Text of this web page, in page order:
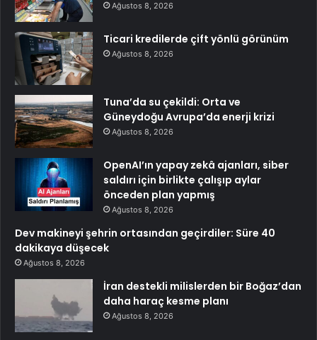
Ağustos 8, 2026
Ticari kredilerde çift yönlü görünüm
Ağustos 8, 2026
Tuna’da su çekildi: Orta ve
Güneydoğu Avrupa’da enerji krizi
Ağustos 8, 2026
OpenAI’ın yapay zekâ ajanları, siber
saldırı için birlikte çalışıp aylar
önceden plan yapmış
Ağustos 8, 2026
Dev makineyi şehrin ortasından geçirdiler: Süre 40
dakikaya düşecek
Ağustos 8, 2026
İran destekli milislerden bir Boğaz’dan
daha haraç kesme planı
Ağustos 8, 2026